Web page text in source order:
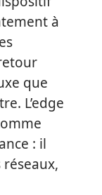
à
que
L’edge
: il